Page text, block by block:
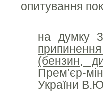
опитування
на думку
(бензин,
Прем’єр-
України